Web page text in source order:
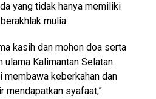
yang tidak hanya memiliki
mulia.
kasih dan mohon doa serta
ulama Kalimantan Selatan.
keberkahan dan
mendapatkan syafaat,”